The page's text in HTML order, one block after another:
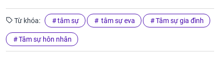
Từ khóa: tâm sự tâm sự eva Tâm sự gia đình
Tâm sự hôn nhân